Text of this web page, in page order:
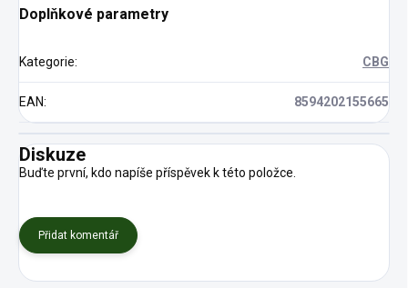
Doplňkové parametry
Kategorie: CBG
EAN: 8594202155665
Diskuze
Buďte první, kdo napíše příspěvek k této položce.
Přidat komentář